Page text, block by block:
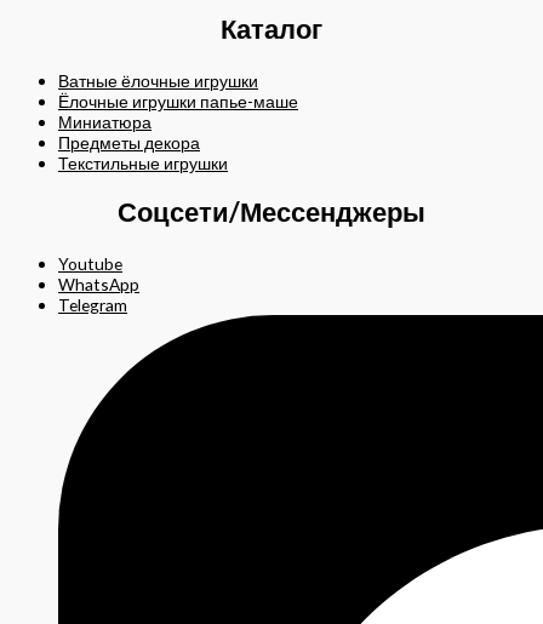
Каталог
Ватные ёлочные игрушки
Ёлочные игрушки папье-маше
Миниатюра
Предметы декора
Текстильные игрушки
Соцсети/Мессенджеры
Youtube
WhatsApp
Telegram